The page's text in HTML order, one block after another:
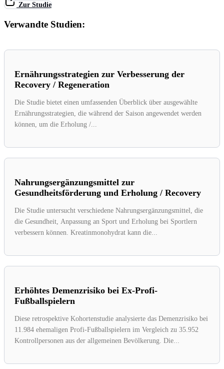
Zur Studie
Verwandte Studien:
Ernährungsstrategien zur Verbesserung der
Recovery / Regeneration
Die Studie bietet einen umfassenden Überblick über ausgewählte
Ernährungsstrategien, die während der Saison angewendet werden
können, um die Erholung /...
Nahrungsergänzungsmittel zur
Gesundheitsförderung und Erholung / Recovery
Die Studie untersucht verschiedene Nahrungsergänzungsmittel, die
die Gesundheit, Anpassung an Sport und Erholung bei Sportlern
verbessern können. Kreatinmonohydrat kann die...
Erhöhtes Demenzrisiko bei Ex-Profi-
Fußballspielern
Diese retrospektive Kohortenstudie analysierte das Demenzrisiko bei
11.984 ehemaligen Profi-Fußballspielern im Vergleich zu 35.952
Kontrollpersonen aus der allgemeinen Bevölkerung. Die...